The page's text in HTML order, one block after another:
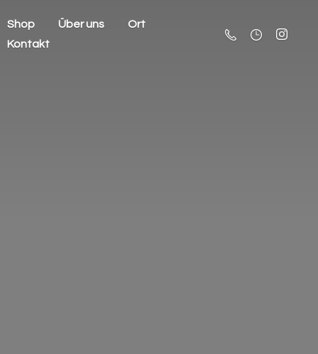
Shop Über uns
Ort
Kontakt